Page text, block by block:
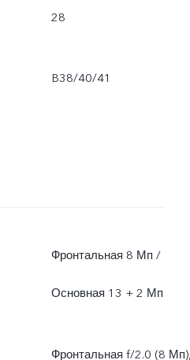
28
B38/40/41
Фронтальная 8 Мп /
Основная 13 + 2 Мп
Фронтальная f/2.0 (8